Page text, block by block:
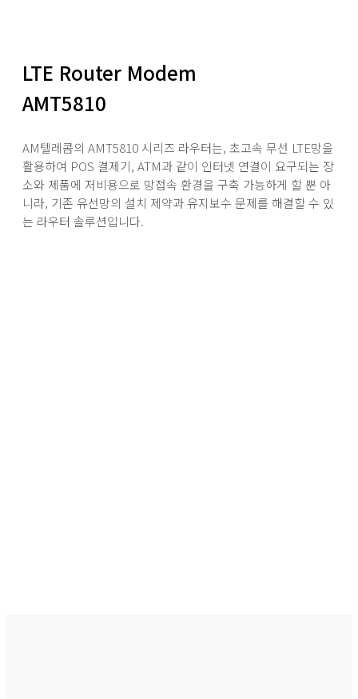
LTE Router Modem
AMT5810
AM텔레콤의 AMT5810 시리즈 라우터는, 초고속 무선 LTE망을
활용하여 POS 결제기, ATM과 같이 인터넷 연결이 요구되는 장
소와 제품에 저비용으로 망접속 환경을 구축 가능하게 할 뿐 아
니라, 기존 유선망의 설치 제약과 유지보수 문제를 해결할 수 있
는 라우터 솔루션입니다.